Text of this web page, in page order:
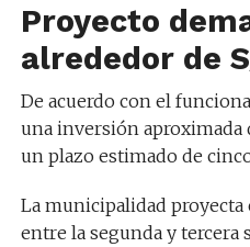
Proyecto
alrededor de
De acuerdo con el
una inversión aproximada
un plazo estimado de
La municipalidad
entre la segunda y tercera